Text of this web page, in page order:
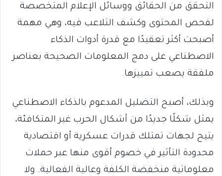
التحقق من الحقائق ووسائل الإعلام المتخصصة
لفحص المحتوى وكشف التلاعب فيه، وهي مهمة
أصبحت أكثر تعقيدًا مع قدرة أدوات الذكاء
الاصطناعي على دمج المعلومات الصحيحة بعناصر
ملفقة يصعب تمييزها.
وبذلك، أصبح التضليل المدعوم بالذكاء الاصطناعي
يمثل شكلًا جديدًا من أشكال الحرب غير المتكافئة،
يتيح لجهات تمتلك قدرات عسكرية أو اقتصادية
محدودة التأثير في خصوم أقوى منها عبر حملات
معلوماتية منخفضة الكلفة وعالية الفعالية. ولا